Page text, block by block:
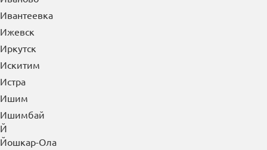
Ивантеевка
Ижевск
Иркутск
Искитим
Истра
Ишим
Ишимбай
Й
Йошкар-Ола